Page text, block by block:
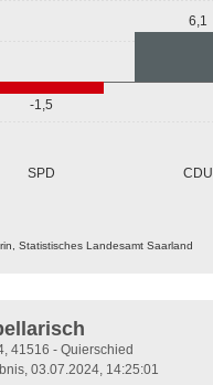
SPD CDU
-1,5
6,1
Statistisches Landesamt Saarland
41516 - Quierschied
03.07.2024, 14:25:01